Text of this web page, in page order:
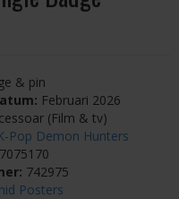
& pin
Februari 2026
(Film & tv)
Pop Demon Hunters
742975
Posters